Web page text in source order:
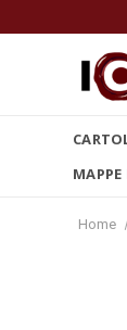
MAPPE
Home